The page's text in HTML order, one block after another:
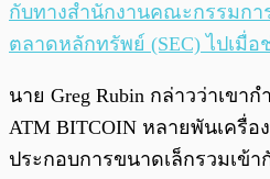
กับทางสำนักงานคณะกรรมก
ตลาดหลักทรัพย์ (SEC) ไปเมื่อ
นาย Greg Rubin กล่าวว่าเขา
ATM BITCOIN หลายพันเครื่อ
ประกอบการขนาดเล็กรวมเข้